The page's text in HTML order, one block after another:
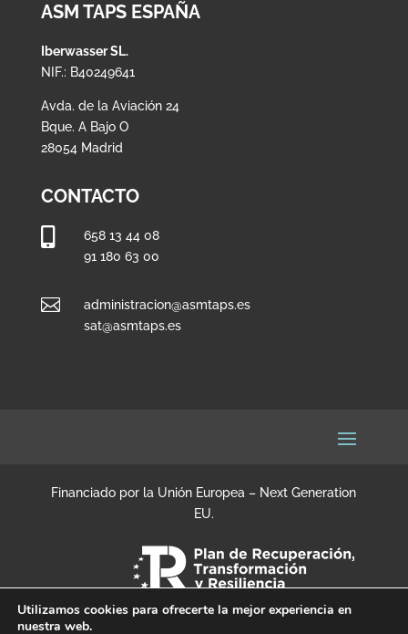
ASM TAPS ESPAÑA
Iberwasser SL.
NIF.: B40249641
Avda. de la Aviación 24
Bque. A Bajo O
28054 Madrid
CONTACTO

658 13 44 08
91 180 63 00

administracion@asmtaps.es
sat@asmtaps.es
Financiado por la Unión Europea – Next Generation
EU.
Utilizamos cookies para ofrecerte la mejor experiencia en
nuestra web.